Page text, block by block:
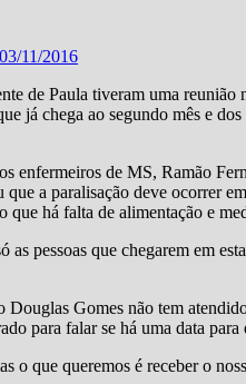
03/11/2016
de Paula tiveram uma
já chega ao segundo mês e
enfermeiros de MS, Ramão
a paralisação deve ocorrer
que há falta de alimentação e
as pessoas que chegarem em
Gomes não tem
para falar se há uma data para
o que queremos é receber o